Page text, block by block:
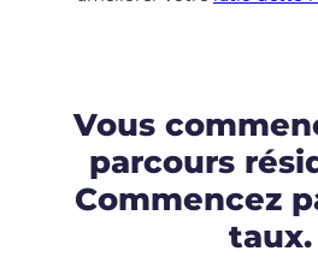
Vous
parcours
Commencez
taux.